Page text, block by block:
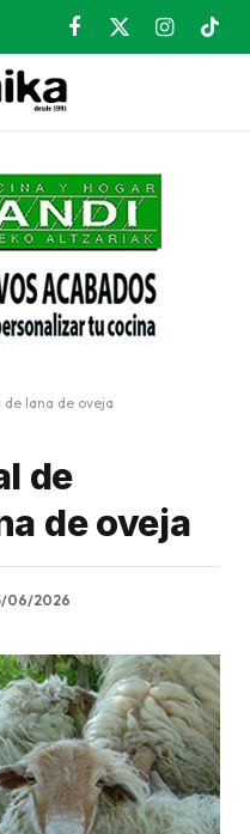
Facebook
X
Instagram
lana de oveja
de
de oveja
06/2026